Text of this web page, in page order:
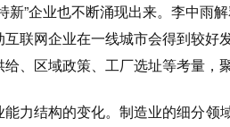
新”企业也不断涌现出来。李中雨
联网企业在一线城市会得到较好
、区域政策、工厂选址等考量，
能力结构的变化。制造业的细分领